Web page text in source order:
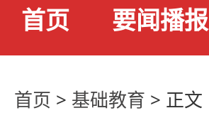
首页 要闻播报
首页 > 基础教育 > 正文